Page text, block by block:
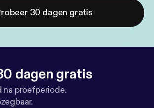
30 dagen gratis
dagen gratis
na proefperiode.